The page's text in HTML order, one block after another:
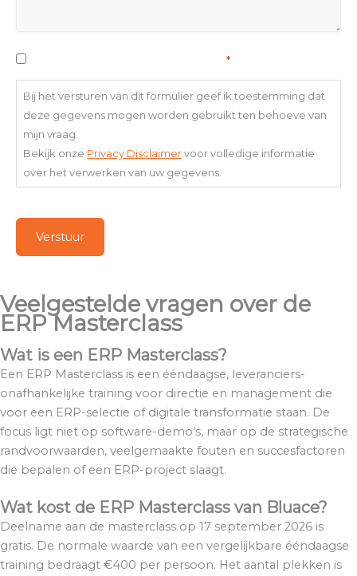
Toestemming
persoonsgegevens
*
Bij het versturen van dit formulier geef ik toestemming dat
deze gegevens mogen worden gebruikt ten behoeve van
mijn vraag.
Bekijk onze Privacy Disclaimervoor volledige informatie
over het verwerken van uw gegevens.
Verstuur
Veelgestelde vragen over de
ERP Masterclass
Wat is een ERP Masterclass?
Een ERP Masterclass is een ééndaagse, leveranciers-
onafhankelijke training voor directie en management die
voor een ERP-selectie of digitale transformatie staan. De
focus ligt niet op software-demo’s, maar op de strategische
randvoorwaarden, veelgemaakte fouten en succesfactoren
die bepalen of een ERP-project slaagt.
Wat kost de ERP Masterclass van Bluace?
Deelname aan de masterclass op 17 september 2026 is
gratis. De normale waarde van een vergelijkbare ééndaagse
training bedraagt €400 per persoon. Het aantal plekken is